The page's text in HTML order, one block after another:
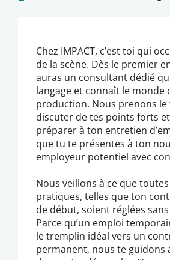
Chez IMPACT, c’est toi qui
de la scène. Dès le premier
auras un consultant dédié
langage et connaît le monde
production. Nous prenons le
discuter de tes points forts
préparer à ton entretien
que tu te présentes à ton
employeur potentiel avec
Nous veillons à ce que
pratiques, telles que ton
de début, soient réglées
Parce qu’un emploi
le tremplin idéal vers un
permanent, nous te guidons